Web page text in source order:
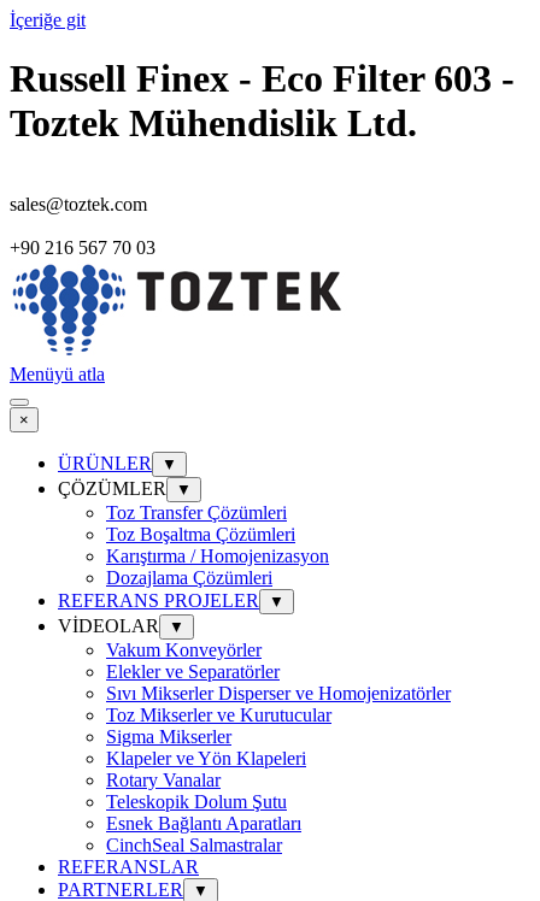
İçeriğe git
Russell Finex - Eco Filter 603 -
Toztek Mühendislik Ltd.
sales@toztek.com
+90 216 567 70 03
Menüyü atla
×
ÜRÜNLER ▼
ÇÖZÜMLER ▼
Toz Transfer Çözümleri
Toz Boşaltma Çözümleri
Karıştırma / Homojenizasyon
Dozajlama Çözümleri
REFERANS PROJELER
▼
VİDEOLAR ▼
Vakum Konveyörler
Elekler ve Separatörler
Sıvı Mikserler Disperser ve Homojenizatörler
Toz Mikserler ve Kurutucular
Sigma Mikserler
Klapeler ve Yön Klapeleri
Rotary Vanalar
Teleskopik Dolum Şutu
Esnek Bağlantı Aparatları
CinchSeal Salmastralar
REFERANSLAR
PARTNERLER
▼